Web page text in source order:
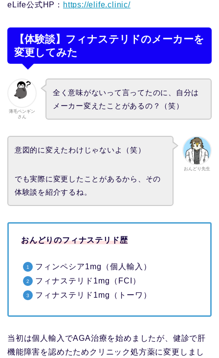
eLife公式HP： https://elife.clinic/
【体験談】フィナステリドのメーカーを
変更してみた
薄毛ペンギン
さん
全く意味がないって言ってたのに、自分は
メーカー変えたことがあるの？（笑）
おんどり先生
意図的に変えたわけじゃないよ（笑）
でも実際に変更したことがあるから、その
体験談を紹介するね。
おんどりのフィナステリド歴
フィンペシア1mg（個人輸入）
フィナステリド1mg（FCI）
フィナステリド1mg（トーワ）
当初は個人輸入でAGA治療を始めましたが、健診で肝
機能障害を認めたためクリニック処方薬に変更しまし